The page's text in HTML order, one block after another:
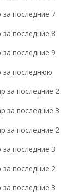
последние 7
последние 8
последние 9
за последнюю
за последние 2
за последние 3
за последние 2
последние 3
последние 2
последние 3